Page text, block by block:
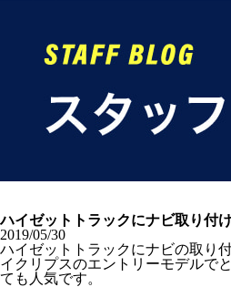
ハイゼットトラックにナビ取り付
2019/05/30
ハイゼットトラックにナビの取り
イクリプスのエントリーモデルで
ても人気です。